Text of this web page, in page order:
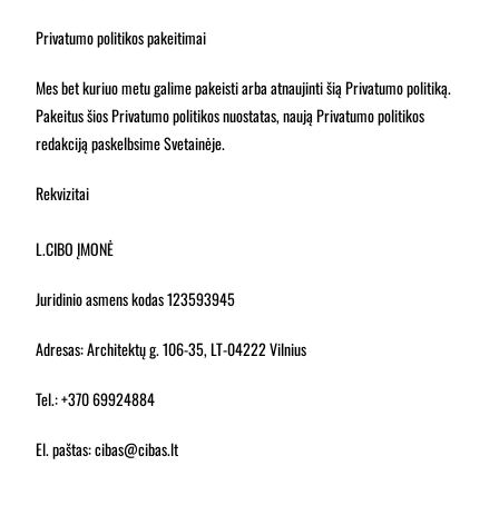
Privatumo politikos pakeitimai
Mes bet kuriuo metu galime pakeisti arba atnaujinti šią Privatumo politiką.
Pakeitus šios Privatumo politikos nuostatas, naują Privatumo politikos
redakciją paskelbsime Svetainėje.
Rekvizitai
L.CIBO ĮMONĖ
Juridinio asmens kodas123593945
Adresas: Architektų g. 106-35, LT-04222 Vilnius
Tel.: +370 69924884
El. paštas: cibas@cibas.lt